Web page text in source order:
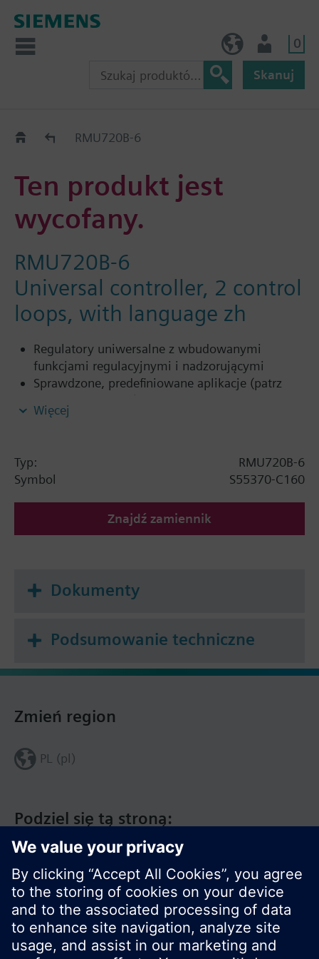
0
Skanuj
Old2NewRMU720B-6
Ten produkt jest
wycofany.
RMU720B-6
Universal controller, 2 control
loops, with language zh
Regulatory uniwersalne z wbudowanymi
funkcjami regulacyjnymi i nadzorującymi
Sprawdzone, predefiniowane aplikacje (patrz
„Katalog aplikacji”)
Elastyczna konfiguracja
bezwzględna, ciśnienie / różnica ciśnień,
natężenie przepływu powietrza, jakość
powietrza w pomieszczeniu, itp.
Niezależne regulatory sekwencyjne (kanały) z
algorytmami P, PI lub PID
Przejrzysta obsługa w formie tekstowej poprzez
Wbudowany interfejs komunikacyjny KNX
RMU7x0B-1 obsługuje języki: angielski, niemiecki,
francuski, włoski, hiszpański, portugalski,
polski, czeski, węgierski, rosyjski, słowacki,
Dodatkowe moduły uzupełniają i rozszerzają
funkcje regulatorów Synco 700. Moduły dodatkowe
samodzielnie. Wszelkie czynności obsługowe, od
uruchomienia po obsługę przez użytkownika,
realizowane z panela operatorskiego.
Dostępne moduły dodatkowe:
1 moduł uniwersalny RMZ785
Więcej
Typ:
RMU720B-6
Symbol
S55370-C160
Znajdź zamiennik
Dokumenty
Podsumowanie techniczne
Podziel się tą stroną:
Zmień region
PL (pl)